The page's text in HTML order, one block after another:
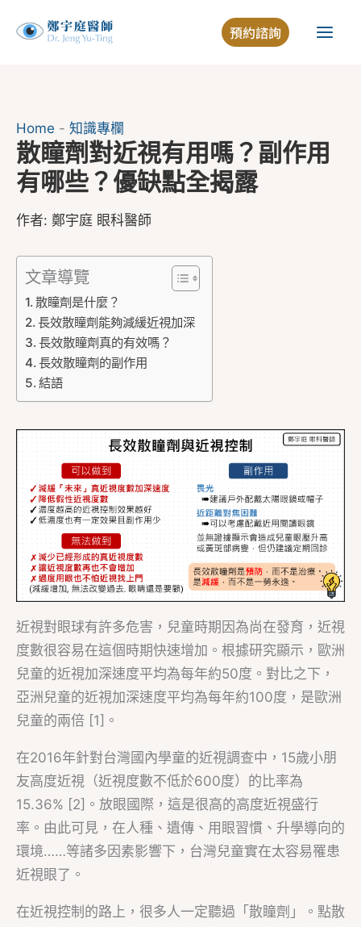
預約諮詢
Home - 知識專欄
散瞳劑對近視有用嗎？副作用
有哪些？優缺點全揭露
作者: 鄭宇庭 眼科醫師
文章導覽
散瞳劑是什麼？
長效散瞳劑能夠減緩近視加深
長效散瞳劑真的有效嗎？
長效散瞳劑的副作用
結語
近視對眼球有許多危害，兒童時期因為尚在發育，近視
度數很容易在這個時期快速增加。根據研究顯示，歐洲
兒童的近視加深速度平均為每年約50度。對比之下，
亞洲兒童的近視加深速度平均為每年約100度，是歐洲
兒童的兩倍 [1]。
在2016年針對台灣國內學童的近視調查中，15歲小朋
友高度近視（近視度數不低於600度）的比率為
15.36% [2]。放眼國際，這是很高的高度近視盛行
率。由此可見，在人種、遺傳、用眼習慣、升學導向的
環境……等諸多因素影響下，台灣兒童實在太容易罹患
近視眼了。
在近視控制的路上，很多人一定聽過「散瞳劑」。點散